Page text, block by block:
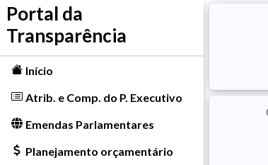
Portal da
Transparência
Início
Atrib. e Comp. do P. Executivo
Emendas Parlamentares
Planejamento orçamentário